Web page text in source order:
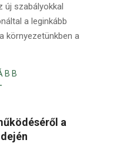
új szabályokkal
a leginkább
környezetünkben a
a